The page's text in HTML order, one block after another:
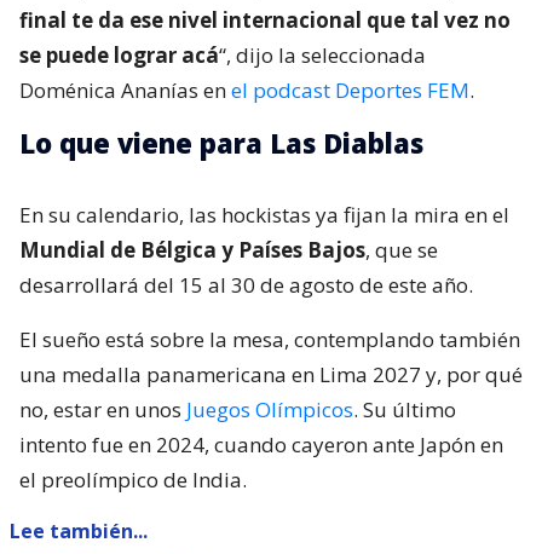
final te da ese nivel internacional que tal vez no
se puede lograr acá“, dijo la seleccionada
Doménica Ananías enel podcast Deportes FEM.
Lo que viene para Las Diablas
En su calendario, las hockistas ya fijan la mira en el
Mundial de Bélgica y Países Bajos, que se
desarrollará del 15 al 30 de agosto de este año.
El sueño está sobre la mesa, contemplando también
una medalla panamericana en Lima 2027 y, por qué
no, estar en unos Juegos Olímpicos. Su último
intento fue en 2024, cuando cayeron ante Japón en
el preolímpico de India.
Lee también...